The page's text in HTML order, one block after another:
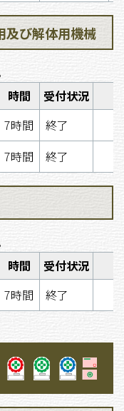
及び解体用機械
時間
受付状況
7時間
終了
7時間 終了
時間
受付状況
7時間 終了